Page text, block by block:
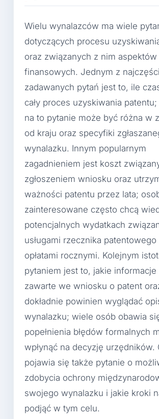
Wielu wynalazców ma wiele
dotyczących procesu
oraz związanych z nim
finansowych. Jednym z
zadawanych pytań jest to, ile
cały proces uzyskiwania
na to pytanie może być różna w
od kraju oraz specyfiki
wynalazku. Innym popularnym
zagadnieniem jest koszt
zgłoszeniem wniosku oraz
ważności patentu przez lata;
zainteresowane często chcą
potencjalnych wydatkach
usługami rzecznika patentowego
opłatami rocznymi. Kolejnym
pytaniem jest to, jakie
zawarte we wniosku o patent
dokładnie powinien wyglądać
wynalazku; wiele osób obawia
popełnienia błędów formalnych
wpłynąć na decyzję urzędników.
pojawia się także pytanie o
zdobycia ochrony
swojego wynalazku i jakie kroki
podjąć w tym celu.